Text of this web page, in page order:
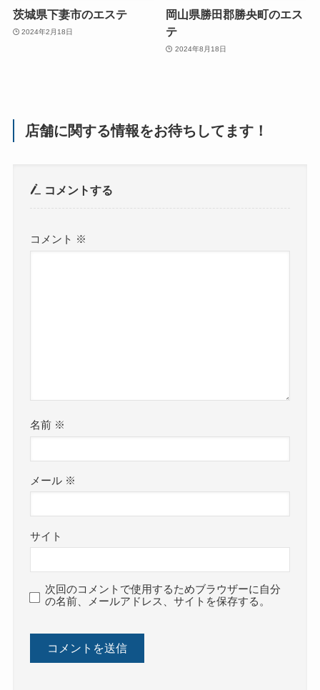
茨城県下妻市のエステ
2024年2月18日
岡山県勝田郡勝央町のエス
テ
2024年8月18日
店舗に関する情報をお待ちしてます！
コメントする
コメント ※
名前 ※
メール ※
サイト
次回のコメントで使用するためブラウザーに自分
の名前、メールアドレス、サイトを保存する。